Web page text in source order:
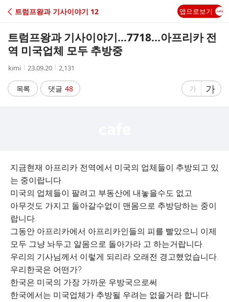
C
트럼프왕과 기사이야기 12 앱으로보기
트럼프왕과 기사이야기...7718...아프리카 전
역 미국업체 모두 추방중
작
자
kimi
작
시
간
23.09.20
조
수
2,131
목록 댓글 48
글
게
가
글
자
게
가
지금현재 아프리카 전역에서 미국의 업체들이 추방되고 있
는 중이랍니다.
미국의 업체들이 팔려고 부동산에 내놓을수도 없고
아무것도 가지고 돌아갈수없이 맨몸으로 추방당하는 중이
랍니다.
그동안 아프리카에서 아프리카인들의 피를 빨았으니 이제
모두 그냥 놔두고 알몸으로 돌아가라 고 하는거랍니다.
우리의 기사님께서 이렇게 되리라 오래전 경고했었습니다.
우리한국은 어떤가?
한국은 미국의 가장 가까운 우방국으로써
한국에서는 미국업체가 추방될 우려는 없을거라 합니다.